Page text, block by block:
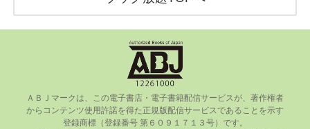
ＡＢＪマークは、この電⼦書店・電⼦書籍配信サービスが、著作権者
からコンテンツ使⽤許諾を得た正規版配信サービスであることを⽰す
登録商標（登録番号 第６０９１７１３号）です。